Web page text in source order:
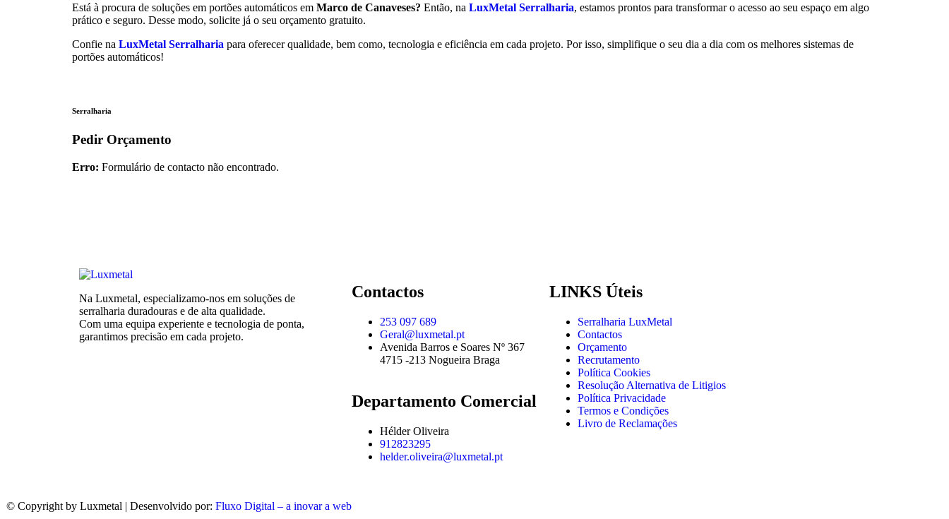
Está à procura de soluções em portões automáticos em Marco de Canaveses? Então, na LuxMetal Serralharia, estamos prontos para transformar o acesso ao seu espaço em algo
prático e seguro. Desse modo, solicite já o seu orçamento gratuito.
Confie na LuxMetal Serralharia para oferecer qualidade, bem como, tecnologia e eficiência em cada projeto. Por isso, simplifique o seu dia a dia com os melhores sistemas de
portões automáticos!
Serralharia
Pedir Orçamento
Erro: Formulário de contacto não encontrado.
Na Luxmetal, especializamo-nos em soluções de
serralharia duradouras e de alta qualidade.
Com uma equipa experiente e tecnologia de ponta,
garantimos precisão em cada projeto.
Contactos
253 097 689
Geral@luxmetal.pt
Avenida Barros e Soares Nº 367
4715 -213 Nogueira Braga
Departamento Comercial
Hélder Oliveira
912823295
helder.oliveira@luxmetal.pt
LINKS Úteis
Serralharia LuxMetal
Contactos
Orçamento
Recrutamento
Política Cookies
Resolução Alternativa de Litigios
Política Privacidade
Termos e Condições
Livro de Reclamações
© Copyright by Luxmetal | Desenvolvido por: Fluxo Digital – a inovar a web